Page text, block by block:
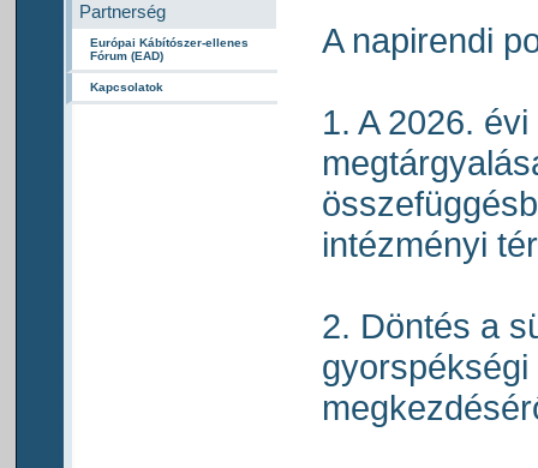
Partnerség
Európai Kábítószer-ellenes
Fórum (EAD)
Kapcsolatok
A napirendi
1. A 2026.
intézményi
2. Döntés a